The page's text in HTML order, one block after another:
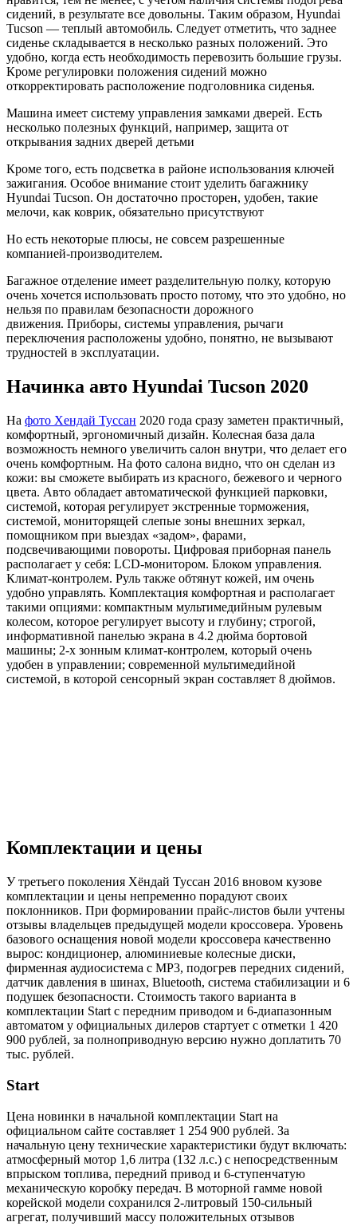
сидений, в результате все довольны. Таким образом, Hyundai
Tucson — теплый автомобиль. Следует отметить, что заднее
сиденье складывается в несколько разных положений. Это
удобно, когда есть необходимость перевозить большие грузы.
Кроме регулировки положения сидений можно
откорректировать расположение подголовника сиденья.
Машина имеет систему управления замками дверей. Есть
несколько полезных функций, например, защита от
открывания задних дверей детьми
Кроме того, есть подсветка в районе использования ключей
зажигания. Особое внимание стоит уделить багажнику
Hyundai Tucson. Он достаточно просторен, удобен, такие
мелочи, как коврик, обязательно присутствуют
Но есть некоторые плюсы, не совсем разрешенные
компанией-производителем.
Багажное отделение имеет разделительную полку, которую
очень хочется использовать просто потому, что это удобно, но
нельзя по правилам безопасности дорожного
движения. Приборы, системы управления, рычаги
переключения расположены удобно, понятно, не вызывают
трудностей в эксплуатации.
Начинка авто Hyundai Tucson 2020
На фото Хендай Туссан 2020 года сразу заметен практичный,
комфортный, эргономичный дизайн. Колесная база дала
возможность немного увеличить салон внутри, что делает его
очень комфортным. На фото салона видно, что он сделан из
кожи: вы сможете выбирать из красного, бежевого и черного
цвета. Авто обладает автоматической функцией парковки,
системой, которая регулирует экстренные торможения,
системой, мониторящей слепые зоны внешних зеркал,
помощником при выездах «задом», фарами,
подсвечивающими повороты. Цифровая приборная панель
располагает у себя: LCD-монитором. Блоком управления.
Климат-контролем. Руль также обтянут кожей, им очень
удобно управлять. Комплектация комфортная и располагает
такими опциями: компактным мультимедийным рулевым
колесом, которое регулирует высоту и глубину; строгой,
информативной панелью экрана в 4.2 дюйма бортовой
машины; 2-х зонным климат-контролем, который очень
удобен в управлении; современной мультимедийной
системой, в которой сенсорный экран составляет 8 дюймов.
Комплектации и цены
У третьего поколения Хёндай Туссан 2016 вновом кузове
комплектации и цены непременно порадуют своих
поклонников. При формировании прайс-листов были учтены
отзывы владельцев предыдущей модели кроссовера. Уровень
базового оснащения новой модели кроссовера качественно
вырос: кондиционер, алюминиевые колесные диски,
фирменная аудиосистема с MP3, подогрев передних сидений,
датчик давления в шинах, Bluetooth, система стабилизации и 6
подушек безопасности. Стоимость такого варианта в
комплектации Start с передним приводом и 6-диапазонным
автоматом у официальных дилеров стартует с отметки 1 420
900 рублей, за полноприводную версию нужно доплатить 70
тыс. рублей.
Start
Цена новинки в начальной комплектации Start на
официальном сайте составляет 1 254 900 рублей. За
начальную цену технические характеристики будут включать:
атмосферный мотор 1,6 литра (132 л.с.) с непосредственным
впрыском топлива, передний привод и 6-ступенчатую
механическую коробку передач. В моторной гамме новой
корейской модели сохранился 2-литровый 150-сильный
агрегат, получивший массу положительных отзывов